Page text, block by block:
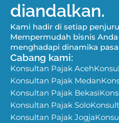
diandalkan.
Kami hadir di setiap
Mempermudah bisnis
menghadapi dinamika
Cabang kami:
Konsultan Pajak Aceh
Konsultan Pajak Medan
Konsultan Pajak Bekasi
Konsultan Pajak Solo
Konsultan Pajak Jogja